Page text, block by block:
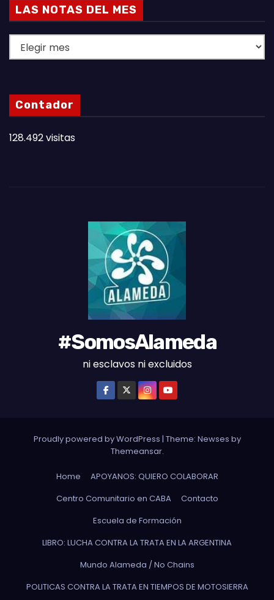
LAS NOTAS DEL MES
A
N
O
A
Contador
128.492 visitas
#SomosAlameda
ni esclavos ni excluidos
Proudly powered by WordPress | Theme: Newses by
Themeansar.
Home
APOYANOS: QUIERO COLABORAR
Centro Comunitario en CABA
Contacto
Escuela de Formación
LIBRO: LUCHA CONTRA LA TRATA EN LA ARGENTINA
Mundo Alameda / No Chains
POLITICAS CONTRA LA TRATA EN TIEMPOS DE MOTOSIERRA